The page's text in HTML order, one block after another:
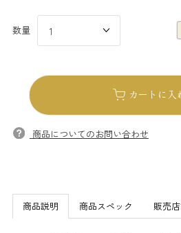
カートに入
商品についてのお問い合わせ
商品説明 商品スペック 販売